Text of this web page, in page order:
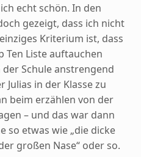
echt schön. In den
gezeigt, dass ich nicht
Kriterium ist, dass
Ten Liste auftauchen
Schule anstrengend
Julias in der Klasse zu
beim erzählen von der
– und das war dann
so etwas wie „die dicke
großen Nase“ oder so.